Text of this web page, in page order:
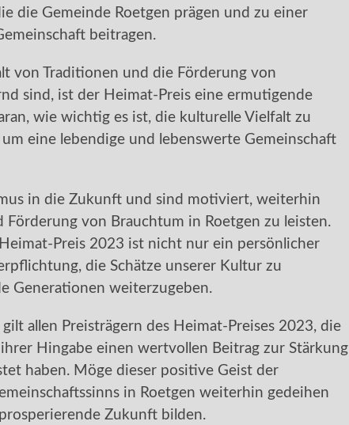
die Gemeinde Roetgen prägen und zu einer
beitragen.
von Traditionen und die Förderung von
sind, ist der Heimat-Preis eine ermutigende
wie wichtig es ist, die kulturelle Vielfalt zu
eine lebendige und lebenswerte Gemeinschaft
in die Zukunft und sind motiviert, weiterhin
Förderung von Brauchtum in Roetgen zu leisten.
Preis 2023 ist nicht nur ein persönlicher
die Schätze unserer Kultur zu
Generationen weiterzugeben.
allen Preisträgern des Heimat-Preises 2023, die
Hingabe einen wertvollen Beitrag zur Stärkung
haben. Möge dieser positive Geist der
in Roetgen weiterhin gedeihen
Zukunft bilden.